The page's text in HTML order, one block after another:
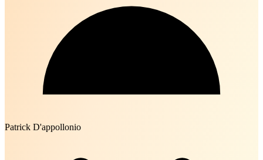
Patrick D'appollonio